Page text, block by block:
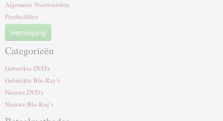
Algemene Voorwaarden
Productfilter
Herroeping
Categorieën
Gebruikte DVD's
Gebruikte Blu-Ray's
Nieuwe DVD's
Nieuwe Blu-Ray's